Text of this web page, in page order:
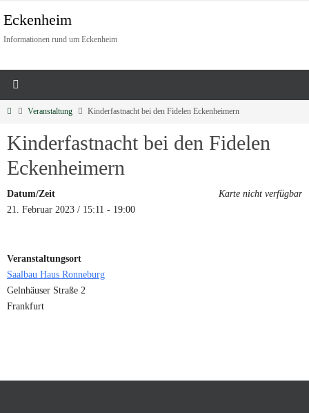
Eckenheim
Informationen rund um Eckenheim
Veranstaltung Kinderfastnacht bei den Fidelen Eckenheimern
Kinderfastnacht bei den Fidelen
Eckenheimern
Karte nicht verfügbar
Datum/Zeit
21. Februar 2023 / 15:11 - 19:00
Veranstaltungsort
Saalbau Haus Ronneburg
Gelnhäuser Straße 2
Frankfurt